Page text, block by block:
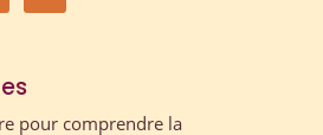
pour comprendre la